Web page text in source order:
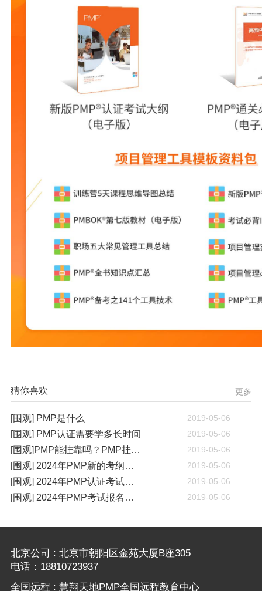
猜你喜欢 更多
[围观] PMP是什么 2019-05-06
[围观] PMP认证需要学多长时间 2019-05-06
[围观]PMP能挂靠吗？PMP挂靠一年多少钱 2019-05-06
[围观] 2024年PMP新的考纲有哪些变化 2019-05-06
[围观] 2024年PMP认证考试什么时候开考 2019-05-06
[围观] 2024年PMP考试报名通知 2019-05-06
北京公司 : 北京市朝阳区金苑大厦B座305
电话：18810723937
全国远程 : 慧翔天地PMP全国远程教育中心